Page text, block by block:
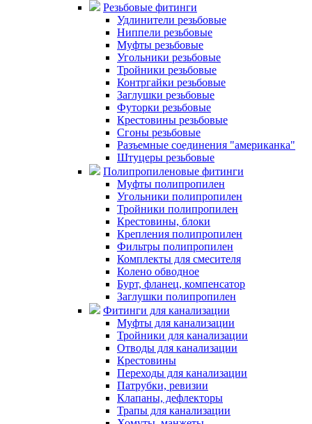
Резьбовые фитинги
Удлинители резьбовые
Ниппели резьбовые
Муфты резьбовые
Угольники резьбовые
Тройники резьбовые
Контргайки резьбовые
Заглушки резьбовые
Футорки резьбовые
Крестовины резьбовые
Сгоны резьбовые
Разъемные соединения "американка"
Штуцеры резьбовые
Полипропиленовые фитинги
Муфты полипропилен
Угольники полипропилен
Тройники полипропилен
Крестовины, блоки
Крепления полипропилен
Фильтры полипропилен
Комплекты для смесителя
Колено обводное
Бурт, фланец, компенсатор
Заглушки полипропилен
Фитинги для канализации
Муфты для канализации
Тройники для канализации
Отводы для канализации
Крестовины
Переходы для канализации
Патрубки, ревизии
Клапаны, дефлекторы
Трапы для канализации